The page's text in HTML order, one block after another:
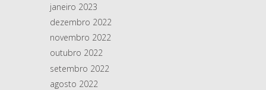
janeiro 2023
dezembro 2022
novembro 2022
outubro 2022
setembro 2022
agosto 2022